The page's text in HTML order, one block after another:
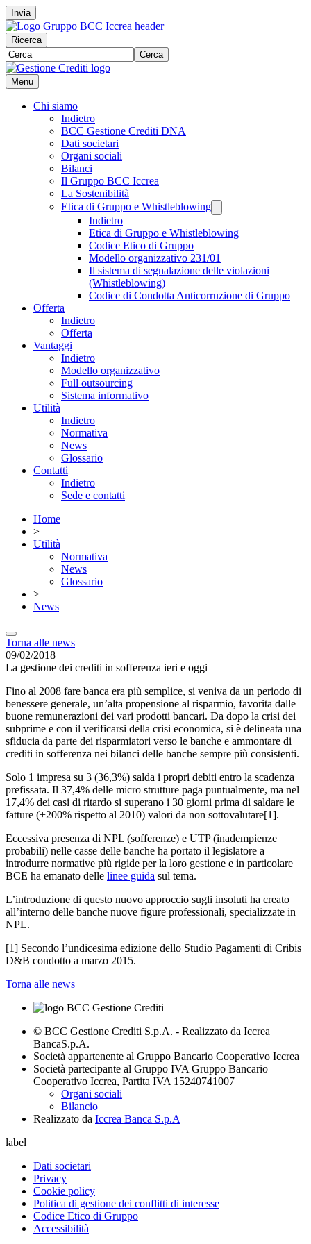
Invia
Ricerca
Cerca
Menu
Chi siamo
Indietro
BCC Gestione Crediti DNA
Dati societari
Organi sociali
Bilanci
Il Gruppo BCC Iccrea
La Sostenibilità
Etica di Gruppo e Whistleblowing
Indietro
Etica di Gruppo e Whistleblowing
Codice Etico di Gruppo
Modello organizzativo 231/01
Il sistema di segnalazione delle violazioni
(Whistleblowing)
Codice di Condotta Anticorruzione di Gruppo
Offerta
Indietro
Offerta
Vantaggi
Indietro
Modello organizzativo
Full outsourcing
Sistema informativo
Utilità
Indietro
Normativa
News
Glossario
Contatti
Indietro
Sede e contatti
Home
>
Utilità
Normativa
News
Glossario
>
News
Torna alle news
09/02/2018
La gestione dei crediti in sofferenza ieri e oggi
Fino al 2008 fare banca era più semplice, si veniva da un periodo di
benessere generale, un’alta propensione al risparmio, favorita dalle
buone remunerazioni dei vari prodotti bancari. Da dopo la crisi dei
subprime e con il verificarsi della crisi economica, si è delineata una
sfiducia da parte dei risparmiatori verso le banche e ammontare di
crediti in sofferenza nei bilanci delle banche sempre più consistenti.
Solo 1 impresa su 3 (36,3%) salda i propri debiti entro la scadenza
prefissata. Il 37,4% delle micro strutture paga puntualmente, ma nel
17,4% dei casi di ritardo si superano i 30 giorni prima di saldare le
fatture (+200% rispetto al 2010) valori da non sottovalutare[1].
Eccessiva presenza di NPL (sofferenze) e UTP (inadempienze
probabili) nelle casse delle banche ha portato il legislatore a
introdurre normative più rigide per la loro gestione e in particolare
BCE ha emanato delle linee guida sul tema.
L’introduzione di questo nuovo approccio sugli insoluti ha creato
all’interno delle banche nuove figure professionali, specializzate in
NPL.
[1] Secondo l’undicesima edizione dello Studio Pagamenti di Cribis
D&B condotto a marzo 2015.
Torna alle news
© BCC Gestione Crediti S.p.A. - Realizzato da Iccrea
BancaS.p.A.
Società appartenente al Gruppo Bancario Cooperativo Iccrea
Società partecipante al Gruppo IVA Gruppo Bancario
Cooperativo Iccrea, Partita IVA 15240741007
Organi sociali
Bilancio
Realizzato da Iccrea Banca S.p.A
label
Dati societari
Privacy
Cookie policy
Politica di gestione dei conflitti di interesse
Codice Etico di Gruppo
Accessibilità